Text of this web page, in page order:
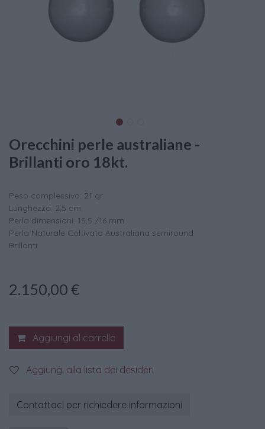
Orecchini perle australiane -
Brillanti oro 18kt.
Peso complessivo: 21 gr.
Lunghezza: 2,5 cm.
Perla dimensioni: 15,5 /16 mm
Perla Naturale Coltivata Australiana semiround
Brillanti
2.150,00 €
Aggiungi al carrello
Aggiungi alla lista dei desideri
Contattaci per richiedere informazioni